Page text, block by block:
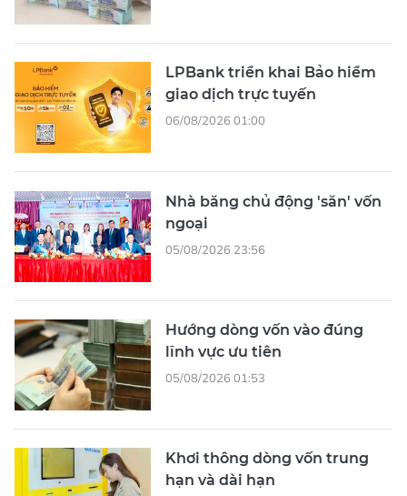
LPBank triển khai Bảo hiểm
giao dịch trực tuyến
06/08/2026 01:00
Nhà băng chủ động 'săn' vốn
ngoại
05/08/2026 23:56
Hướng dòng vốn vào đúng
lĩnh vực ưu tiên
05/08/2026 01:53
Khơi thông dòng vốn trung
hạn và dài hạn